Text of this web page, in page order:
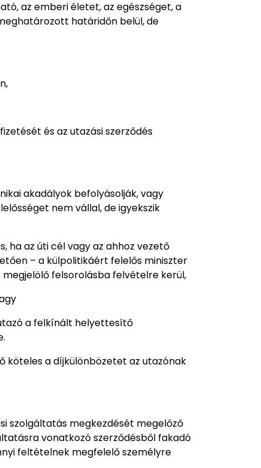
az emberi életet, az egészséget, a
határidőn belül, de
és az utazási szerződés
akadályok befolyásolják, vagy
nem vállal, de igyekszik
ha az úti cél vagy az ahhoz vezető
– a külpolitikáért felelős miniszter
felsorolásba felvételre kerül,
a felkínált helyettesítő
köteles a díjkülönbözetet az utazónak
szolgáltatás megkezdését megelőző
vonatkozó szerződésből fakadó
feltételnek megfelelő személyre